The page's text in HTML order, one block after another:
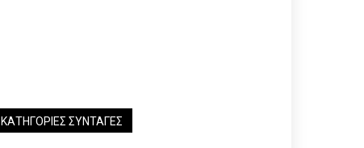
ΚΑΤΗΓΟΡΊΕΣ ΣΥΝΤΑΓΈΣ